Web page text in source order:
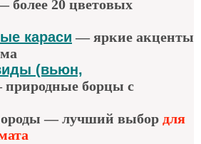
более 20 цветовых
караси — яркие акценты
(вьюн,
природные борцы с
— лучший выбор для